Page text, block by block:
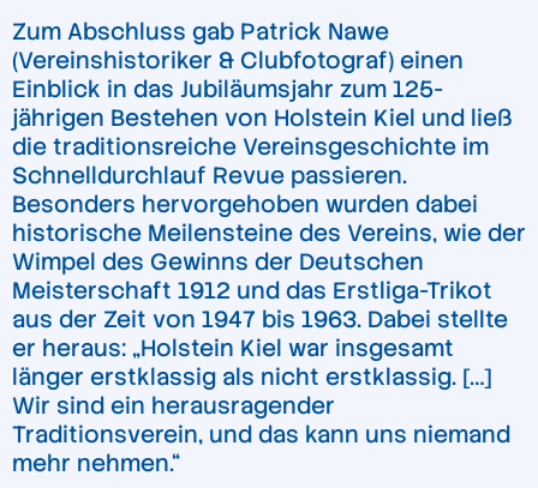
Zum Abschluss gab Patrick Nawe
(Vereinshistoriker & Clubfotograf) einen
Einblick in das Jubiläumsjahr zum 125-
jährigen Bestehen von Holstein Kiel und ließ
die traditionsreiche Vereinsgeschichte im
Schnelldurchlauf Revue passieren.
Besonders hervorgehoben wurden dabei
historische Meilensteine des Vereins, wie der
Wimpel des Gewinns der Deutschen
Meisterschaft 1912 und das Erstliga-Trikot
aus der Zeit von 1947 bis 1963. Dabei stellte
er heraus: „Holstein Kiel war insgesamt
länger erstklassig als nicht erstklassig. […]
Wir sind ein herausragender
Traditionsverein, und das kann uns niemand
mehr nehmen.“